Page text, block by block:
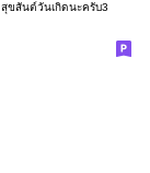
สุขสันต์วันเกิดนะครับ3